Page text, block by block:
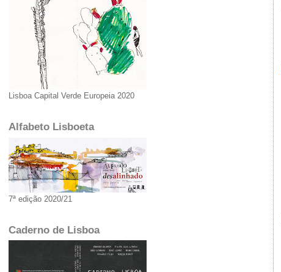
Lisboa Capital Verde Europeia 2020
Alfabeto Lisboeta
7ª edição 2020/21
Caderno de Lisboa